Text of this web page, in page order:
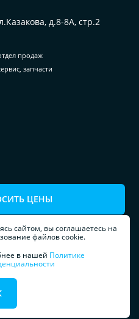
сайтом, вы соглашаетесь на
файлов cookie.
в нашей Политике
ЦЕНЫ
д.8-8А, стр.2
продаж
запчасти